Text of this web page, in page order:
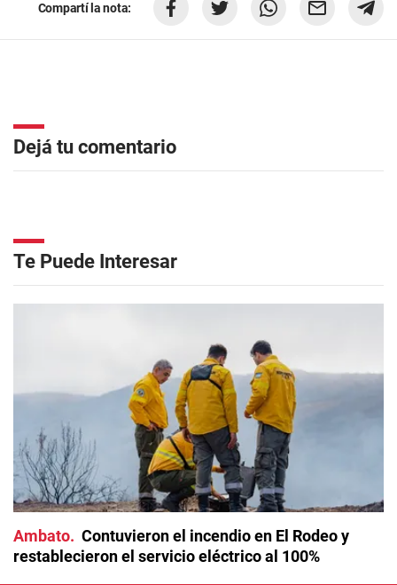
Compartí la nota:
Dejá tu comentario
Te Puede Interesar
Ambato
Contuvieron el incendio en El Rodeo y
restablecieron el servicio eléctrico al 100%